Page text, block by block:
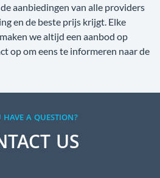
aanbiedingen van alle providers
en de beste prijs krijgt. Elke
we altijd een aanbod op
op om eens te informeren naar de
A QUESTION?
US